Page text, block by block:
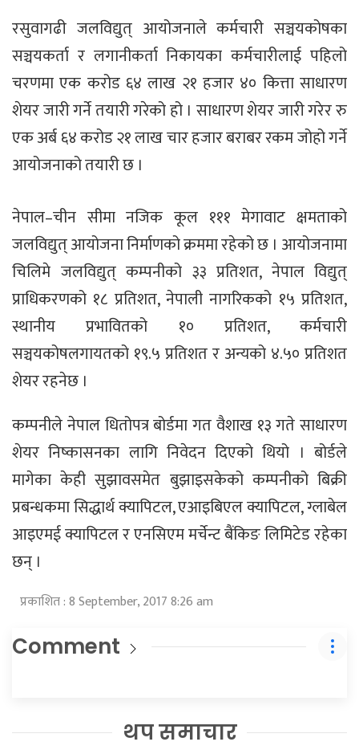
रसुवागढी जलविद्युत् आयोजनाले कर्मचारी सञ्चयकोषका
सञ्चयकर्ता र लगानीकर्ता निकायका कर्मचारीलाई पहिलो
चरणमा एक करोड ६४ लाख २१ हजार ४० कित्ता साधारण
शेयर जारी गर्ने तयारी गरेको हो । साधारण शेयर जारी गरेर रु
एक अर्ब ६४ करोड २१ लाख चार हजार बराबर रकम जोहो गर्ने
आयोजनाको तयारी छ ।
नेपाल–चीन सीमा नजिक कूल १११ मेगावाट क्षमताको
जलविद्युत् आयोजना निर्माणको क्रममा रहेको छ । आयोजनामा
चिलिमे जलविद्युत् कम्पनीको ३३ प्रतिशत, नेपाल विद्युत्
प्राधिकरणको १८ प्रतिशत, नेपाली नागरिकको १५ प्रतिशत,
स्थानीय प्रभावितको १० प्रतिशत, कर्मचारी
सञ्चयकोषलगायतको १९.५ प्रतिशत र अन्यको ४.५० प्रतिशत
शेयर रहनेछ ।
कम्पनीले नेपाल धितोपत्र बोर्डमा गत वैशाख १३ गते साधारण
शेयर निष्कासनका लागि निवेदन दिएको थियो । बोर्डले
मागेका केही सुझावसमेत बुझाइसकेको कम्पनीको बिक्री
प्रबन्धकमा सिद्धार्थ क्यापिटल, एआइबिएल क्यापिटल, ग्लाबेल
आइएमई क्यापिटल र एनसिएम मर्चेन्ट बैंकिङ लिमिटेड रहेका
छन् ।
प्रकाशित : 8 September, 2017 8:26 am
Comment
थप समाचार